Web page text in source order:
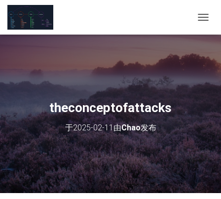
换
theconceptofattacks
于2025-02-11 由Chao发布